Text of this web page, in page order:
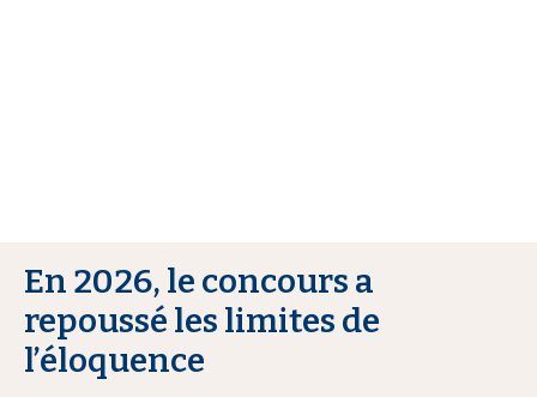
En 2026, le concours a
repoussé les limites de
l’éloquence